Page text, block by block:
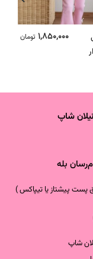
1,850,000 تومان
شاپ
پست پیشتاز یا تیپاکس )
شاپ